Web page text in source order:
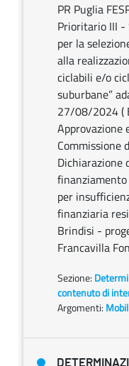
PR Puglia
Prioritario III -
per la
alla
ciclabili e/o
suburbane”
27/08/2024 (
Commissione
Dichiarazione
per
finanziaria
Brindisi -
Francavilla
Sezione:
contenuto di
Argomenti: